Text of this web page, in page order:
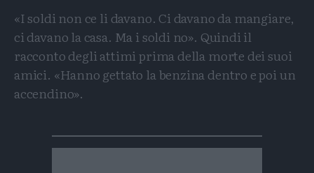
«I soldi non ce li davano. Ci davano da mangiare,
ci davano la casa. Ma i soldi no». Quindi il
racconto degli attimi prima della morte dei suoi
amici. «Hanno gettato la benzina dentro e poi un
accendino».